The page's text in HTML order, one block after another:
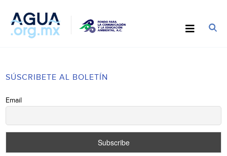
SÚSCRIBETE AL BOLETÍN
Email